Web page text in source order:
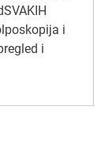
i
i